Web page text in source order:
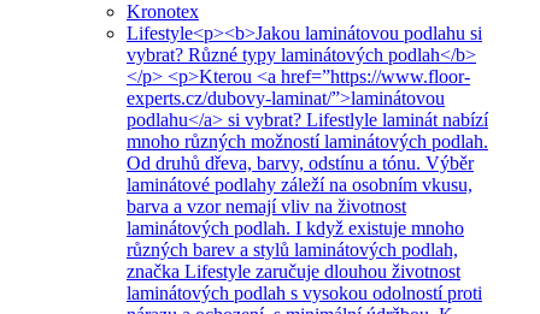
Kronotex
Lifestyle<p><b>Jakou laminátovou podlahu si
vybrat? Různé typy laminátových podlah</b>
</p> <p>Kterou <a href=”https://www.floor-
experts.cz/dubovy-laminat/”>laminátovou
podlahu</a> si vybrat? Lifestlyle laminát nabízí
mnoho různých možností laminátových podlah.
Od druhů dřeva, barvy, odstínu a tónu. Výběr
laminátové podlahy záleží na osobním vkusu,
barva a vzor nemají vliv na životnost
laminátových podlah. I když existuje mnoho
různých barev a stylů laminátových podlah,
značka Lifestyle zaručuje dlouhou životnost
laminátových podlah s vysokou odolností proti